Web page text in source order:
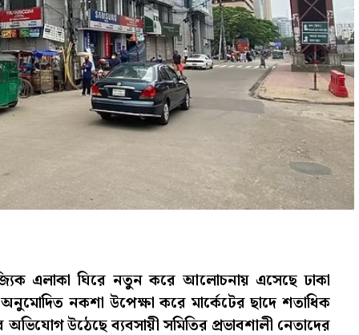
এলাকা ঘিরে নতুন করে আলোচনায় এসেছে ঢাকা
অনুমোদিত নকশা উপেক্ষা করে মার্কেটের ছাদে শতাধিক
উঠেছে ব্যবসায়ী সমিতির প্রভাবশালী নেতাদের